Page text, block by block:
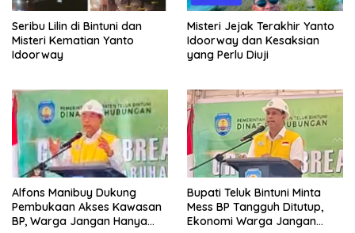
Seribu Lilin di Bintuni dan
Misteri Kematian Yanto
Idoorway
Misteri Jejak Terakhir Yanto
Idoorway dan Kesaksian
yang Perlu Diuji
Alfons Manibuy Dukung
Pembukaan Akses Kawasan
BP, Warga Jangan Hanya
Bupati Teluk Bintuni Minta
Mess BP Tangguh Ditutup,
Ekonomi Warga Jangan